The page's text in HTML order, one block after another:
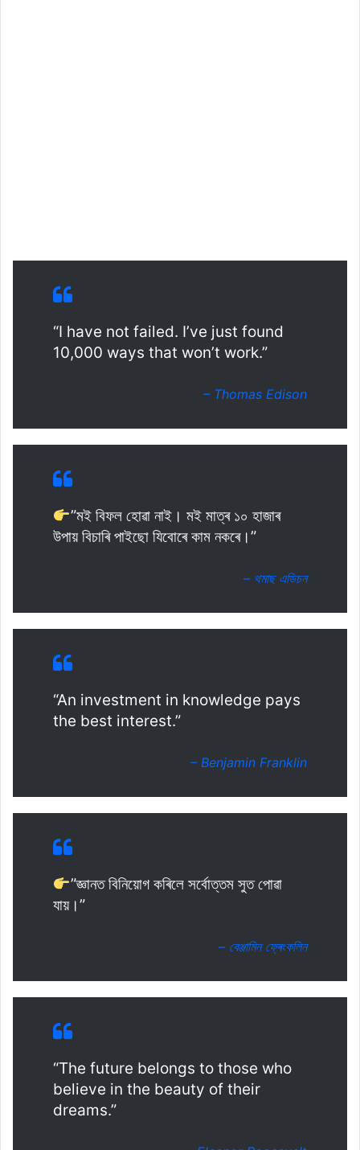
“I have not failed. I’ve just found
10,000 ways that won’t work.”
– Thomas Edison
”মই বিফল হোৱা নাই। মই মাত্ৰ ১০ হাজাৰ
উপায় বিচাৰি পাইছো যিবোৰে কাম নকৰে।”
– থমাছ এডিচন
“An investment in knowledge pays
the best interest.”
– Benjamin Franklin
”জ্ঞানত বিনিয়োগ কৰিলে সৰ্বোত্তম সুত পোৱা
যায়।”
– বেঞ্জামিন ফ্ৰেংকলিন
“The future belongs to those who
believe in the beauty of their
dreams.”